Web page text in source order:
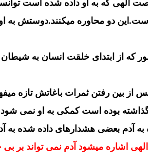
که به او داده شده است
دو محاوره میکنند.دوستش به او
از ابتدای خلقت انسان به شیطان
بین رفتن ثمرات باغاتش تازه
بوده است کمکی به او نمی
به آدم بعضی هشدارهای داده شده به
اشاره میشود آدم نمی تواند بر بی